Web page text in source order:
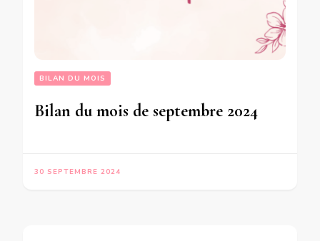
BILAN DU MOIS
Bilan du mois de septembre 2024
30 SEPTEMBRE 2024